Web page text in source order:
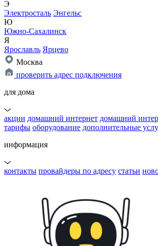
Э
Электросталь Энгельс
Ю
Южно-Сахалинск
Я
Ярославль Ярцево
Москва
проверить адрес подключения
для дома
акции домашний интернет домашний
тарифы оборудование дополнительные
информация
контакты провайдеры по адресу статьи